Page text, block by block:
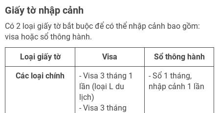
Giấy tờ nhập cảnh
Có 2 loại giấy tờ bắt buộc để có thể nhập cảnh bao gồm:
visa hoặc sổ thông hành.
Loại giấy tờ Visa Sổ thông hành
Các loại chính
- Visa 3 tháng 1
lần (loại L du
lịch)
- Visa 3 tháng
- Sổ 1 tháng,
nhập cảnh 1 lần